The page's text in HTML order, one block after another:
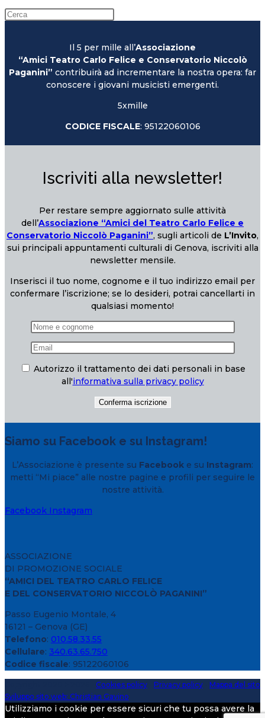
Il 5 per mille all’Associazione
“Amici Teatro Carlo Felice e Conservatorio Niccolò
Paganini” contribuirà ad incrementare la nostra opera: far
conoscere i giovani musicisti emergenti.
5xmille
CODICE FISCALE: 95122060106
Iscriviti alla newsletter!
Per restare sempre aggiornato sulle attività
dell’Associazione “Amici del Teatro Carlo Felice e
Conservatorio Niccolò Paganini”, sugli articoli de L’Invito,
sui principali appuntamenti culturali di Genova, iscriviti alla
newsletter mensile.
Inserisci il tuo nome, cognome e il tuo indirizzo email per
confermare l’iscrizione; se lo desideri, potrai cancellarti in
qualsiasi momento!
Autorizzo il trattamento dei dati personali in base
all'informativa sulla privacy policy
Siamo su Facebook e su Instagram!
L’Associazione è presente su Facebook e su Instagram:
metti “Mi piace” alle nostre pagine e profili per seguire le
nostre attività.
Facebook Instagram
ASSOCIAZIONE
DI PROMOZIONE SOCIALE
“AMICI DEL TEATRO CARLO FELICE
E DEL CONSERVATORIO NICCOLÒ PAGANINI”
Passo Eugenio Montale, 4
16121 – Genova (GE)
Telefono: 010.58.33.55
Cellulare: 340.63.65.750
Codice fiscale: 95122060106
Cookies policy Privacy policy
Mappa del sito
Sviluppo sito web: Christian Gavino
Utilizziamo i cookie per essere sicuri che tu possa avere la